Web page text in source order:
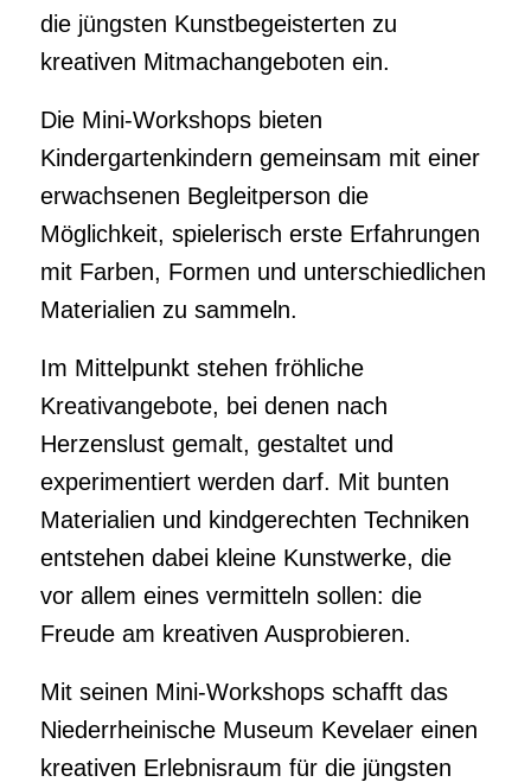
die jüngsten Kunstbegeisterten zu
kreativen Mitmachangeboten ein.
Die Mini-Workshops bieten
Kindergartenkindern gemeinsam mit einer
erwachsenen Begleitperson die
Möglichkeit, spielerisch erste Erfahrungen
mit Farben, Formen und unterschiedlichen
Materialien zu sammeln.
Im Mittelpunkt stehen fröhliche
Kreativangebote, bei denen nach
Herzenslust gemalt, gestaltet und
experimentiert werden darf. Mit bunten
Materialien und kindgerechten Techniken
entstehen dabei kleine Kunstwerke, die
vor allem eines vermitteln sollen: die
Freude am kreativen Ausprobieren.
Mit seinen Mini-Workshops schafft das
Niederrheinische Museum Kevelaer einen
kreativen Erlebnisraum für die jüngsten